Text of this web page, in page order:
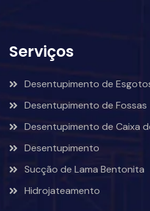
Serviços
Desentupimento de
Desentupimento de Fossas
Desentupimento de Caixa
Desentupimento
Sucção de Lama Bentonita
Hidrojateamento